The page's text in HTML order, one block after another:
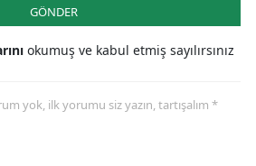
GÖNDER
okumuş ve kabul etmiş sayılırsınız
yok, ilk yorumu siz yazın, tartışalım *